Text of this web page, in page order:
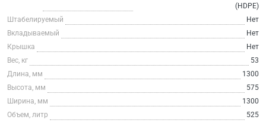
(HDPE)
Штабелируемый
Нет
Вкладываемый
Нет
Крышка
Нет
Вес, кг
53
Длина, мм
1300
Высота, мм
575
Ширина, мм
1300
Объем, литр
525